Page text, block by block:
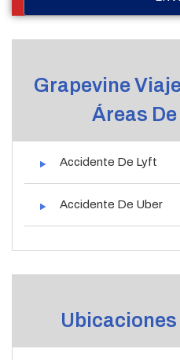
Grapevine
Áreas
Accidente De Lyft
Accidente De Uber